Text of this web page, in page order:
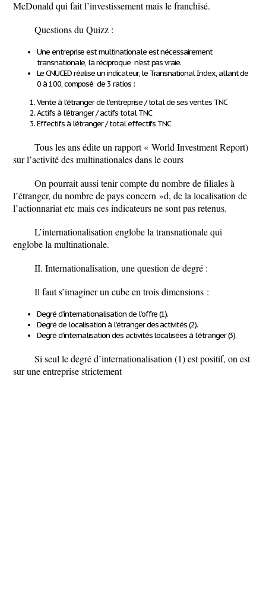
McDonald qui fait l’investissement mais le franchisé.
Questions du Quizz :
Une entreprise estmultinationale est nécessairement
transnationale, la réciproque n’est pas vraie.
Le CNUCED réalise un indicateur, le Transnational Index, allant de
0 à 100, composé de 3 ratios :
Vente à l’étranger de l’entreprise / total de ses ventes TNC
Actifs à l’étranger / actifs total TNC
Effectifs à l’étranger / total effectifs TNC
Tous les ans édite un rapport « World Investment Report)
sur l’activité des multinationales dans le cours
On pourrait aussi tenir compte du nombre de filiales à
l’étranger, du nombre de pays concern »d, de la localisation de
l’actionnariat etc mais ces indicateurs ne sont pas retenus.
L’internationalisation englobe la transnationale qui
englobe la multinationale.
II. Internationalisation, une question de degré :
Il faut s’imaginerun cube en trois dimensions :
Degréd’internationalisation de l’offre(1).
Degréde localisation à l’étranger des activités(2).
Degréd’internalisation des activités localisées à l’étranger(3).
Si seul le degré d’internationalisation (1) est positif, on est
sur une entreprise strictement